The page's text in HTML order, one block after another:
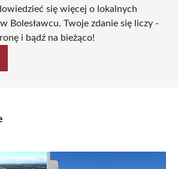
się więcej o lokalnych
Bolesławcu. Twoje zdanie się liczy -
i bądź na bieżąco!